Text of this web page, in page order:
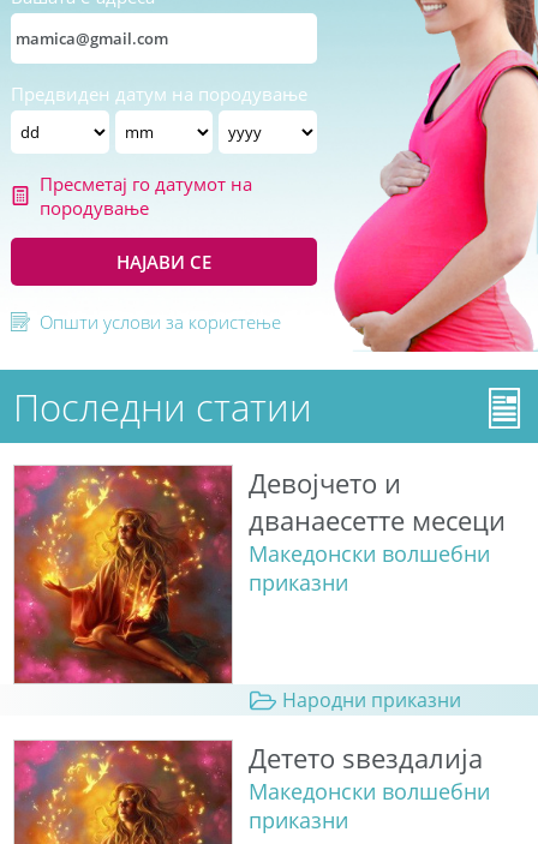
Предвиден датум на породување
Пресметај го датумот на
породување
НАЈАВИ СЕ
Општи услови за користење
Последни статии
Девојчето и
дванаесетте месеци
Македонски волшебни
приказни
Народни приказни
Детето ѕвездалија
Македонски волшебни
приказни